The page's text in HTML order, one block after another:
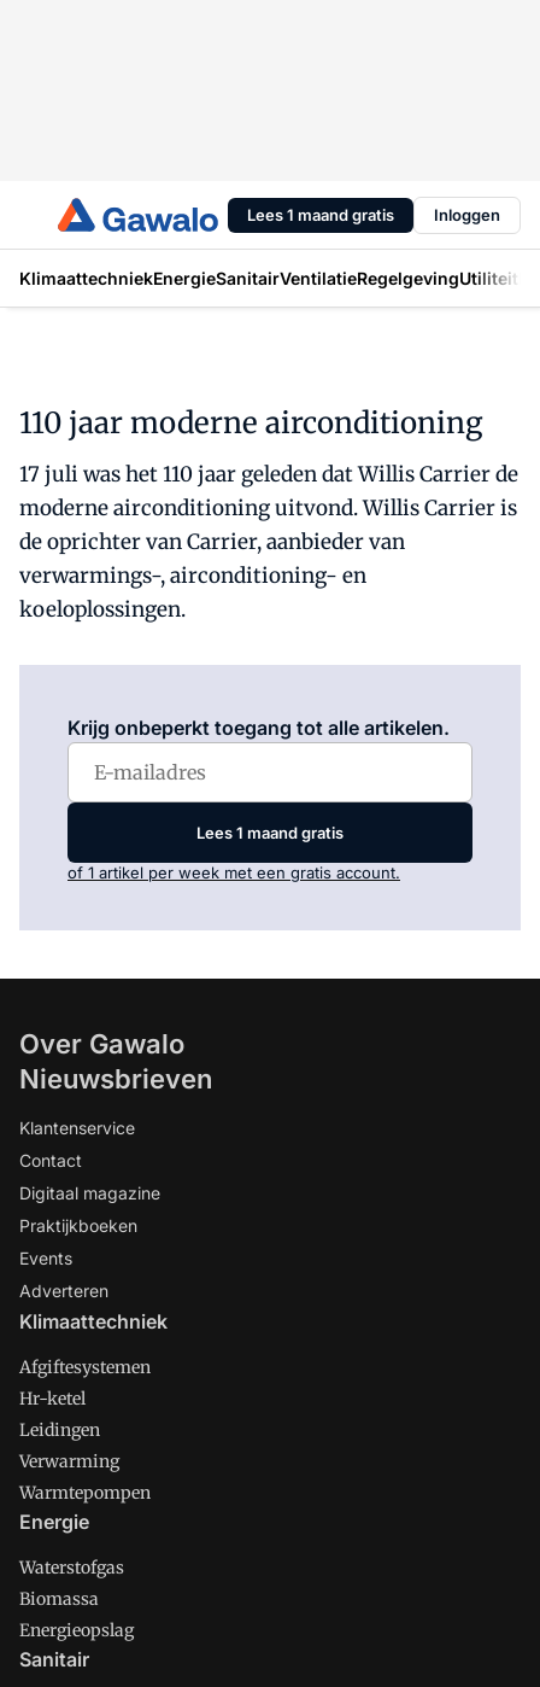
Lees 1 maand gratis Inloggen
KlimaattechniekEnergieSanitairVentilatieRegelgevingUtiliteit
110 jaar moderne airconditioning
17 juli was het 110 jaar geleden dat Willis Carrier de
moderne airconditioning uitvond. Willis Carrier is
de oprichter van Carrier, aanbieder van
verwarmings-, airconditioning- en
koeloplossingen.
Krijg onbeperkt toegang tot alle artikelen.
Lees 1 maand gratis
of 1 artikel per week met een gratis account.
Over Gawalo
Nieuwsbrieven
Klantenservice
Contact
Digitaal magazine
Praktijkboeken
Events
Adverteren
Klimaattechniek
Afgiftesystemen
Hr-ketel
Leidingen
Verwarming
Warmtepompen
Energie
Waterstofgas
Biomassa
Energieopslag
Sanitair